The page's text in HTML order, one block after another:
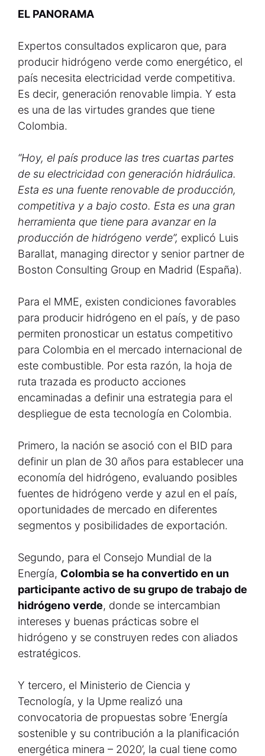
EL PANORAMA
Expertos consultados explicaron que, para
producir hidrógeno verde como energético, el
país necesita electricidad verde competitiva.
Es decir, generación renovable limpia. Y esta
es una de las virtudes grandes que tiene
Colombia.
“Hoy, el país produce las tres cuartas partes
de su electricidad con generación hidráulica.
Esta es una fuente renovable de producción,
competitiva y a bajo costo. Esta es una gran
herramienta que tiene para avanzar en la
producción de hidrógeno verde”, explicó Luis
Barallat, managing director y senior partner de
Boston Consulting Group en Madrid (España).
Para el MME, existen condiciones favorables
para producir hidrógeno en el país, y de paso
permiten pronosticar un estatus competitivo
para Colombia en el mercado internacional de
este combustible. Por esta razón, la hoja de
ruta trazada es producto acciones
encaminadas a definir una estrategia para el
despliegue de esta tecnología en Colombia.
Primero, la nación se asoció con el BID para
definir un plan de 30 años para establecer una
economía del hidrógeno, evaluando posibles
fuentes de hidrógeno verde y azul en el país,
oportunidades de mercado en diferentes
segmentos y posibilidades de exportación.
Segundo, para el Consejo Mundial de la
Energía, Colombia se ha convertido en un
participante activo de su grupo de trabajo de
hidrógeno verde, donde se intercambian
intereses y buenas prácticas sobre el
hidrógeno y se construyen redes con aliados
estratégicos.
Y tercero, el Ministerio de Ciencia y
Tecnología, y la Upme realizó una
convocatoria de propuestas sobre ‘Energía
sostenible y su contribución a la planificación
energética minera – 2020’, la cual tiene como